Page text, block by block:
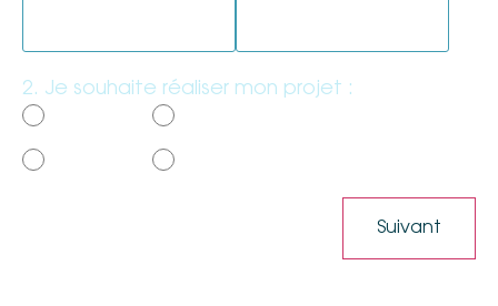
2. Je souhaite réaliser mon projet :